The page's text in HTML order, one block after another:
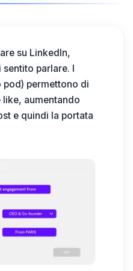
su LinkedIn,
sentito parlare. I
pod) permettono di
aumentando
e quindi la portata